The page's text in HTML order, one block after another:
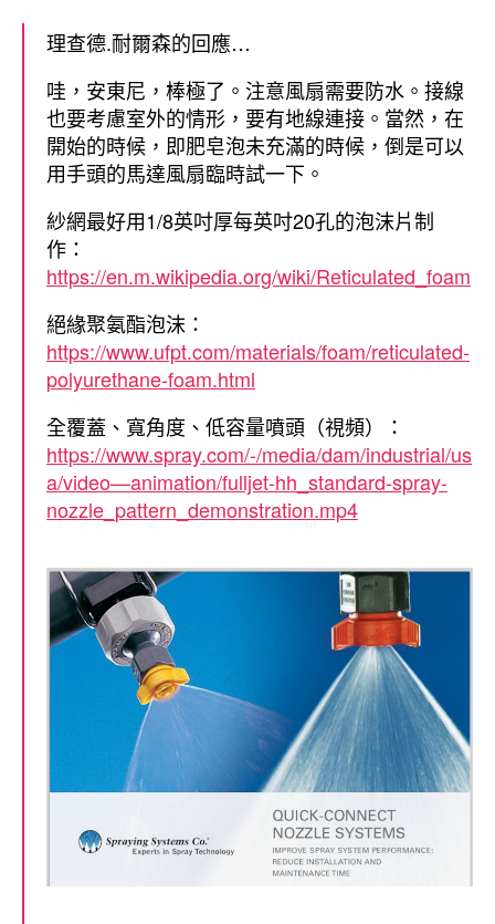
理查德.耐爾森的回應…
哇，安東尼，棒極了。注意風扇需要防水。接線
也要考慮室外的情形，要有地線連接。當然，在
開始的時候，即肥皂泡未充滿的時候，倒是可以
用手頭的馬達風扇臨時試一下。
紗網最好用1/8英吋厚每英吋20孔的泡沫片制
作：
https://en.m.wikipedia.org/wiki/Reticulated_foam
絕緣聚氨酯泡沫：
https://www.ufpt.com/materials/foam/reticulated-
polyurethane-foam.html
全覆蓋、寬角度、低容量噴頭（視頻）：
https://www.spray.com/-/media/dam/industrial/us
a/video—animation/fulljet-hh_standard-spray-
nozzle_pattern_demonstration.mp4